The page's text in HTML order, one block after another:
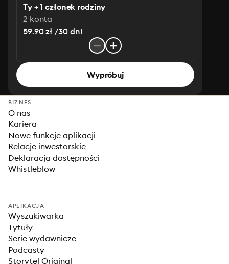
Ty + 1 członek rodziny
2 konta
59.90 zł /30 dni
Wypróbuj
BIZNES
O nas
Kariera
Nowe funkcje aplikacji
Relacje inwestorskie
Deklaracja dostępności
Whistleblow
APLIKACJA
Wyszukiwarka
Tytuły
Serie wydawnicze
Podcasty
Storytel Original